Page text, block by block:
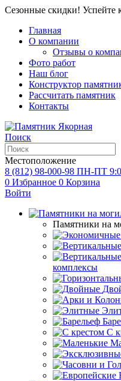
Сезонные скидки! Успейте
Главная
О компании
Отзывы о
Фото работ
Наш блог
Конструктор
Рассчитать памятник
Контакты
Поиск
Местоположение
8 (812) 98-000-98 ПН-ПТ
0 Избранное 0 Корзина
Войти
Памятники на
комплексы
С